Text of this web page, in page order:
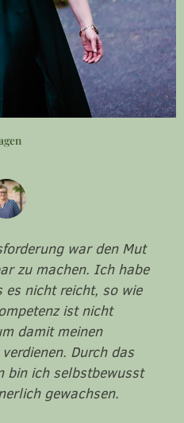
war den Mut
zu machen. Ich habe
nicht reicht, so wie
ist nicht
damit meinen
Durch das
bin ich selbstbewusst
gewachsen.